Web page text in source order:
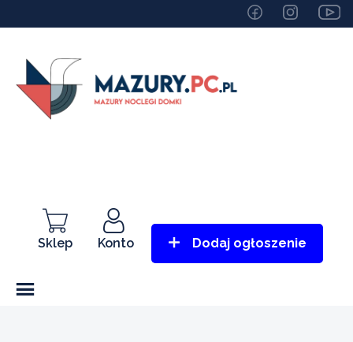
Sklep Konto Dodaj ogłoszenie